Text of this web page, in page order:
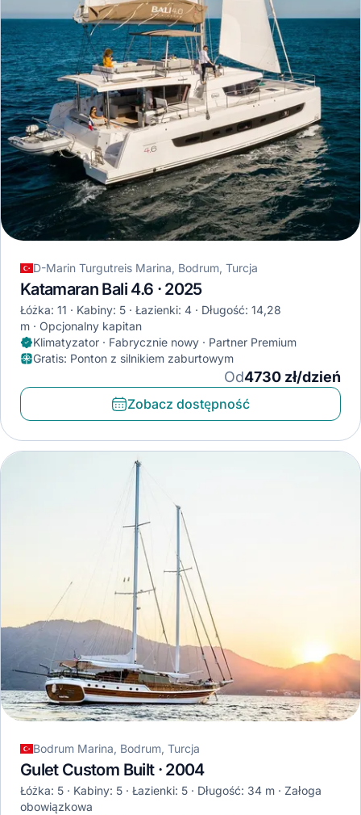
D-Marin Turgutreis Marina, Bodrum, Turcja
Katamaran Bali 4.6 · 2025
Łóżka: 11 Kabiny: 5 Łazienki: 4
Długość: 14,28
m
Opcjonalny kapitan
Klimatyzator · Fabrycznie nowy · Partner Premium
Gratis: Ponton z silnikiem zaburtowym
Od4730 zł/dzień
Zobacz dostępność
Bodrum Marina, Bodrum, Turcja
Gulet Custom Built · 2004
Łóżka: 5 Kabiny: 5 Łazienki: 5 Długość: 34 m
Załoga
obowiązkowa